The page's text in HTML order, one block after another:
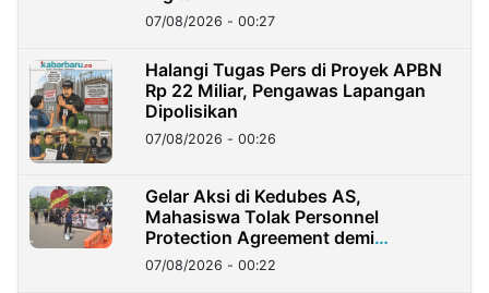
07/08/2026 - 00:27
Halangi Tugas Pers di Proyek APBN
Rp 22 Miliar, Pengawas Lapangan
Dipolisikan
07/08/2026 - 00:26
Gelar Aksi di Kedubes AS,
Mahasiswa Tolak Personnel
Protection Agreement demi
Kedaulatan Negara
07/08/2026 - 00:22